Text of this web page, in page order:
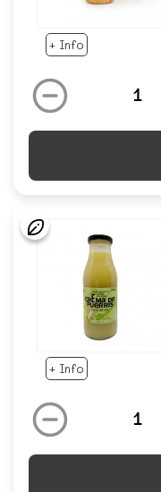
+ Info
+ Info